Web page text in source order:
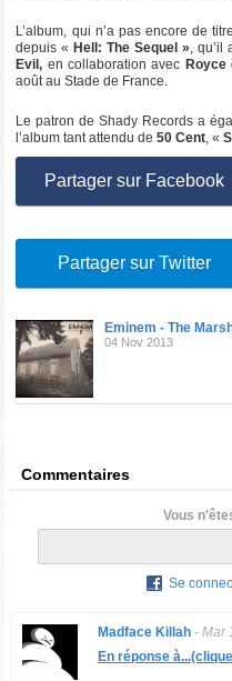
L’album, qui n’a pas encore de
depuis «Hell: The Sequel », qu’il
Evil, en collaboration avec Royce
août au Stade de France.
Le patron de Shady Records a
l’album tant attendu de50 Cent, «
Partager sur Facebook
Partager sur Twitter
Eminem - The
04 Nov 2013
Commentaires
Vous
Se
Madface Killah- Mar
En réponse